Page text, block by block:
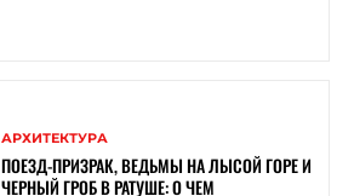
АРХИТЕКТУРА
ПОЕЗД-ПРИЗРАК, ВЕДЬМЫ НА ЛЫСОЙ ГОРЕ И
ЧЕРНЫЙ ГРОБ В РАТУШЕ: О ЧЕМ